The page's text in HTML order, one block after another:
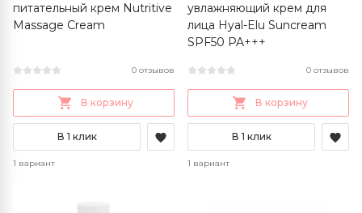
питательный крем Nutritive
Massage Cream
0 отзывов
В корзину
В 1 клик
1 вариант
увлажняющий крем для
лица Hyal-Elu Suncream
SPF50 PA+++
0 отзывов
В корзину
В 1 клик
1 вариант